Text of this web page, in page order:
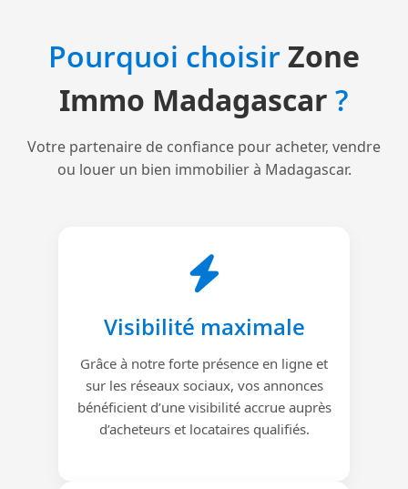
Pourquoi choisirZone
Immo Madagascar ?
Votre partenaire de confiance pour acheter, vendre
ou louer un bien immobilier à Madagascar.
Visibilité maximale
Grâce à notre forte présence en ligne et
sur les réseaux sociaux, vos annonces
bénéficient d’une visibilité accrue auprès
d’acheteurs et locataires qualifiés.